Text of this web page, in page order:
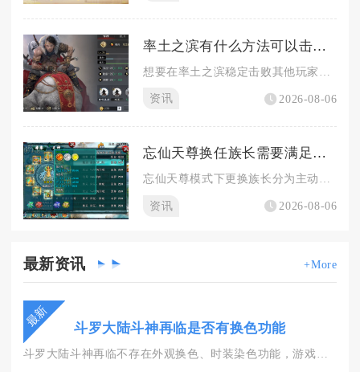
率土之滨有什么方法可以击败他人
资讯 2026-08-06
忘仙天尊换任族长需要满足哪些条件
忘仙天尊模式下更换族长分为主动禅让与被动弹劾两条途径，目标继...
资讯 2026-08-06
最新资讯 +More
最新 斗罗大陆斗神再临是否有换色功能